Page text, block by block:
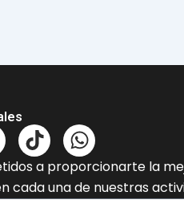
T
i
k
t
W
h
a
t
a proporcionarte la
cada una de nuestras